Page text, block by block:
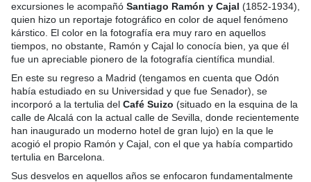
excursiones le acompañó Santiago Ramón y Cajal (1852-1934),
quien hizo un reportaje fotográfico en color de aquel fenómeno
kárstico. El color en la fotografía era muy raro en aquellos
tiempos, no obstante, Ramón y Cajal lo conocía bien, ya que él
fue un apreciable pionero de la fotografía científica mundial.
En este su regreso a Madrid (tengamos en cuenta que Odón
había estudiado en su Universidad y que fue Senador), se
incorporó a la tertulia del Café Suizo (situado en la esquina de la
calle de Alcalá con la actual calle de Sevilla, donde recientemente
han inaugurado un moderno hotel de gran lujo) en la que le
acogió el propio Ramón y Cajal, con el que ya había compartido
tertulia en Barcelona.
Sus desvelos en aquellos años se enfocaron fundamentalmente